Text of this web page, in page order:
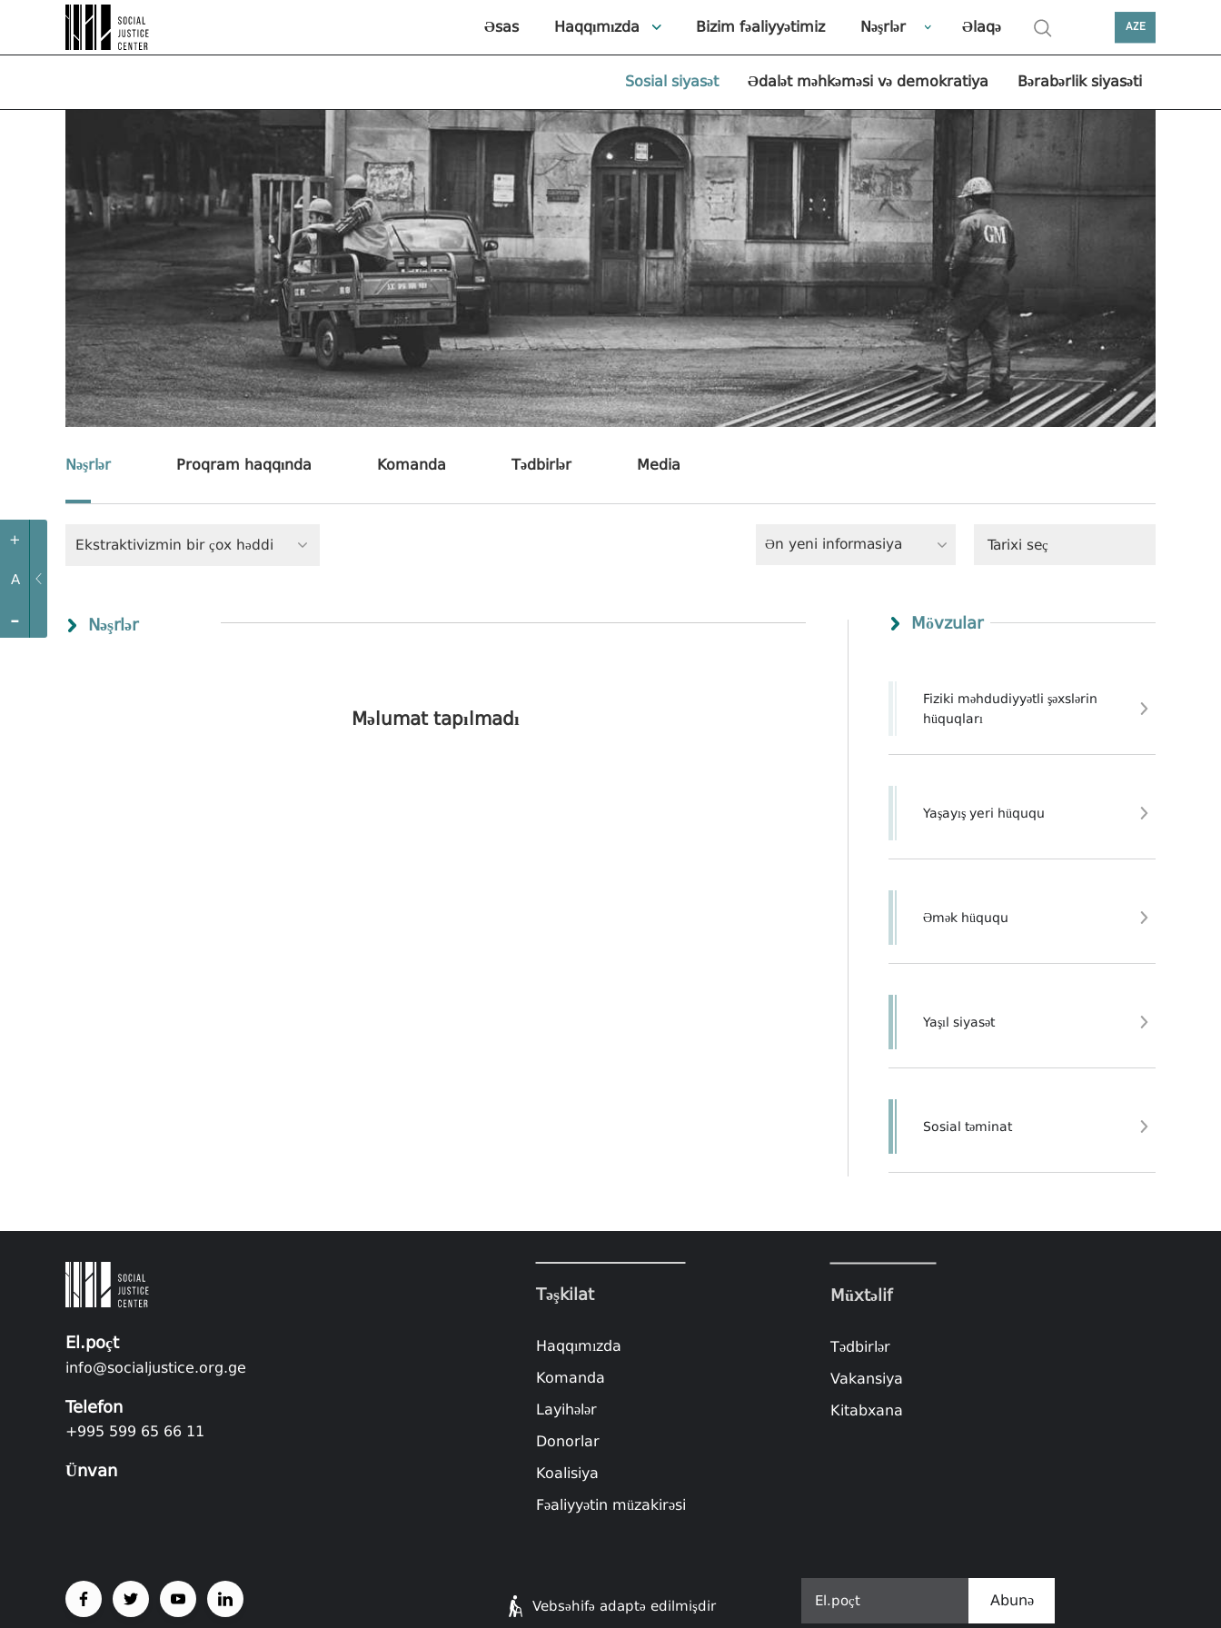
+
A
-
Əsas Haqqımızda Bizim fəaliyyətimiz Nəşrlər Əlaqə AZE
Sosial siyasət Ədalət məhkəməsi və demokratiya Bərabərlik siyasəti
Nəşrlər Proqram haqqında Komanda Tədbirlər Media
Ekstraktivizmin bir çox həddi Ən yeni informasiya
Nəşrlər
Məlumat tapılmadı
Mövzular
Fiziki məhdudiyyətli şəxslərin
hüquqları
Yaşayış yeri hüququ
Əmək hüququ
Yaşıl siyasət
Sosial təminat
El.poçt
info@socialjustice.org.ge
Telefon
+995 599 65 66 11
Ünvan
Vebsəhifə adaptə edilmişdir Abunə
Təşkilat
Haqqımızda
Komanda
Layihələr
Donorlar
Koalisiya
Fəaliyyətin müzakirəsi
Müxtəlif
Tədbirlər
Vakansiya
Kitabxana